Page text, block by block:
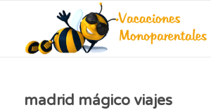
madrid mágico viajes